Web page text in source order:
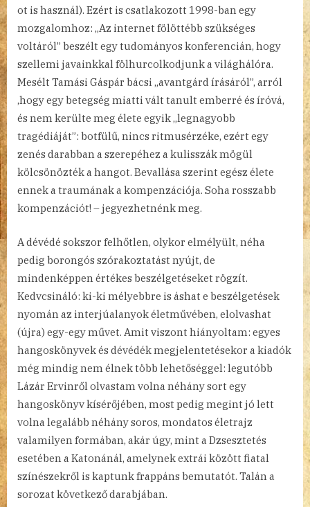
ot is használ). Ezért is csatlakozott 1998-ban egy
mozgalomhoz: „Az internet fölöttébb szükséges
voltáról” beszélt egy tudományos konferencián, hogy
szellemi javainkkal fölhurcolkodjunk a világhálóra.
Mesélt Tamási Gáspár bácsi „avantgárd írásáról”, arról
,hogy egy betegség miatti vált tanult emberré és íróvá,
és nem kerülte meg élete egyik „legnagyobb
tragédiáját”: botfülű, nincs ritmusérzéke, ezért egy
zenés darabban a szerepéhez a kulisszák mögül
kölcsönözték a hangot. Bevallása szerint egész élete
ennek a traumának a kompenzációja. Soha rosszabb
kompenzációt! – jegyezhetnénk meg.
A dévédé sokszor felhőtlen, olykor elmélyült, néha
pedig borongós szórakoztatást nyújt, de
mindenképpen értékes beszélgetéseket rögzít.
Kedvcsináló: ki-ki mélyebbre is áshat e beszélgetések
nyomán az interjúalanyok életművében, elolvashat
(újra) egy-egy művet. Amit viszont hiányoltam: egyes
hangoskönyvek és dévédék megjelentetésekor a kiadók
még mindig nem élnek több lehetőséggel: legutóbb
Lázár Ervinről olvastam volna néhány sort egy
hangoskönyv kísérőjében, most pedig megint jó lett
volna legalább néhány soros, mondatos életrajz
valamilyen formában, akár úgy, mint a Dzsesztetés
esetében a Katonánál, amelynek extrái között fiatal
színészekről is kaptunk frappáns bemutatót. Talán a
sorozat következő darabjában.